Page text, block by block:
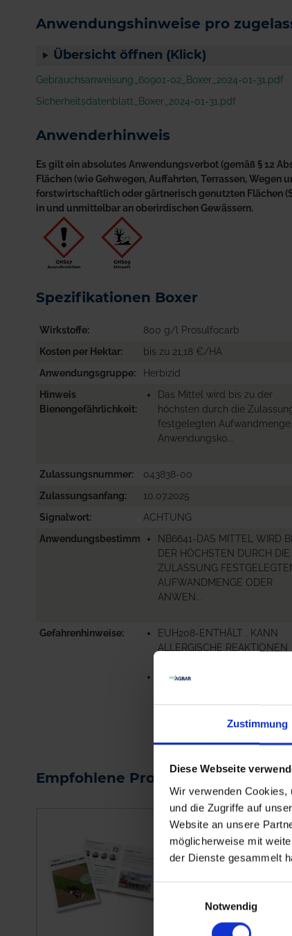
Zustimmung
Diese Webseite
Wir verwenden Cookies,
und die Zugriffe auf
Website an unsere
möglicherweise mit
der Dienste gesammelt
Notwendig
Anwendungshinweise pro
Übersicht öffnen (Klick)
Gebrauchsanweisung_60901-02_Boxer_2024-01-31.pdf
Sicherheitsdatenblatt_Boxer_2024-01-31.pdf
Anwenderhinweis
Es gilt ein absolutes Anwendungsverbot (gemäß § 12
Flächen (wie Gehwegen, Auffahrten, Terrassen,
forstwirtschaftlich oder gärtnerisch genutzten Flächen
in und unmittelbar an oberirdischen Gewässern.
Spezifikationen Boxer
Wirkstoffe 800 g/l Prosulfocarb
Kosten per Hektar
bis zu 21,18 €/HA
Anwendungsgruppe
Herbizid
Hinweis
Bienengefährlichkeit
Das Mittel wird bis zu der
höchsten durch die
festgelegten
Anwendungsko...
Zulassungsnummer 043838-00
Zulassungsanfang
10.07.2025
Signalwort
ACHTUNG
AnwendungsbestimmungenNB6641-DAS MITTEL WIRD
DER HÖCHSTEN DURCH DIE
ZULASSUNG
AUFWANDMENGE ODER
ANWEN...
Gefahrenhinweise
EUH208-ENTHÄLT . KANN
ALLERGISCHE REAKTIONEN
EUH401-ZUR VERMEIDUNG
Empfohlene Produkte